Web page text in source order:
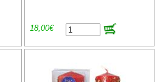
18,00€